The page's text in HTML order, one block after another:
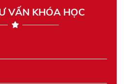
VẤN KHÓA HỌC